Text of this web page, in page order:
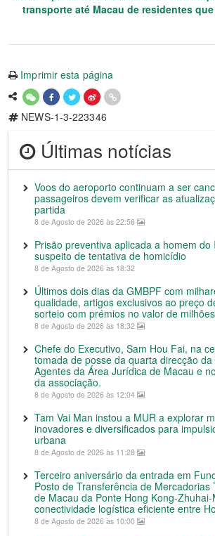
transporte até Macau de residentes
Imprimir esta página
NEWS-1-3-223346
Últimas notícias
Voos do aeroporto continuam a ser
passageiros devem verificar as
partida
8 de Agosto de 2026 às 22:56
Prisão preventiva aplicada a homem
suspeito de tentativa de homicídio
8 de Agosto de 2026 às 18:32
Últimos dois dias da GMBPF com
qualidade, artigos exclusivos ao preço
sorteio com prémios no valor de
8 de Agosto de 2026 às 18:32
Chefe do Executivo, Sam Hou Fai, na
tomada de posse da quarta direcção
Agentes da Área Jurídica de Macau e
da associação.
8 de Agosto de 2026 às 12:04
Tam Vai Man instou a MUR a explorar
inovadores e diversificados para
urbana
8 de Agosto de 2026 às 11:28
Terceiro aniversário da entrada em
Posto de Transferência de Mercadorias
de Macau da Ponte Hong Kong-
conectividade logística eficiente entre
8 de Agosto de 2026 às 10:00